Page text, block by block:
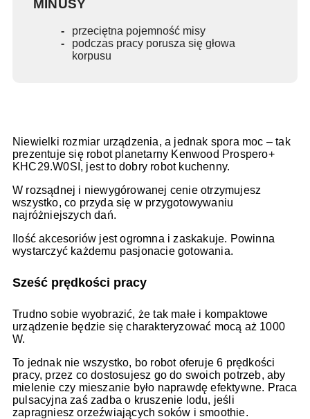
MINUSY
przeciętna pojemność misy
podczas pracy porusza się głowa
korpusu
Niewielki rozmiar urządzenia, a jednak spora moc – tak
prezentuje się robot planetarny Kenwood Prospero+
KHC29.W0SI, jest to dobry robot kuchenny.
W rozsądnej i niewygórowanej cenie otrzymujesz
wszystko, co przyda się w przygotowywaniu
najróżniejszych dań.
Ilość akcesoriów jest ogromna i zaskakuje. Powinna
wystarczyć każdemu pasjonacie gotowania.
Sześć prędkości pracy
Trudno sobie wyobrazić, że tak małe i kompaktowe
urządzenie będzie się charakteryzować mocą aż 1000
W.
To jednak nie wszystko, bo robot oferuje 6 prędkości
pracy, przez co dostosujesz go do swoich potrzeb, aby
mielenie czy mieszanie było naprawdę efektywne. Praca
pulsacyjna zaś zadba o kruszenie lodu, jeśli
zapragniesz orzeźwiających soków i smoothie.